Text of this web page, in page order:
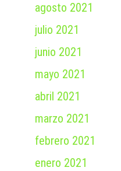
agosto 2021
julio 2021
junio 2021
mayo 2021
abril 2021
marzo 2021
febrero 2021
enero 2021